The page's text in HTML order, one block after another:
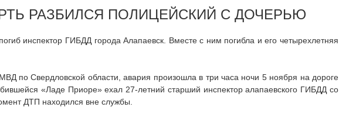
РАЗБИЛСЯ ПОЛИЦЕЙСКИЙ С ДОЧЕРЬЮ
инспектор ГИБДД города Алапаевск. Вместе с ним погибла и его четырехлетняя
по Свердловской области, авария произошла в три часа ночи 5 ноября на дороге
«Ладе Приоре» ехал 27-летний старший инспектор алапаевского ГИБДД со
ДТП находился вне службы.